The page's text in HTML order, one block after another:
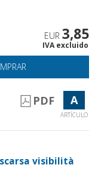
EUR 3,85
IVA excluido
PDF A
ARTÍCULO
visibilità